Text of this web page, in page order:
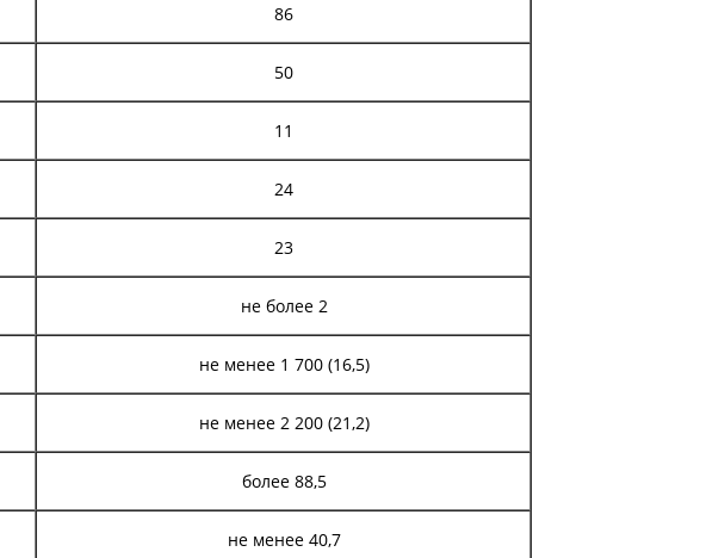
86
50
11
24
23
не более 2
не менее 1 700 (16,5)
не менее 2 200 (21,2)
более 88,5
не менее 40,7